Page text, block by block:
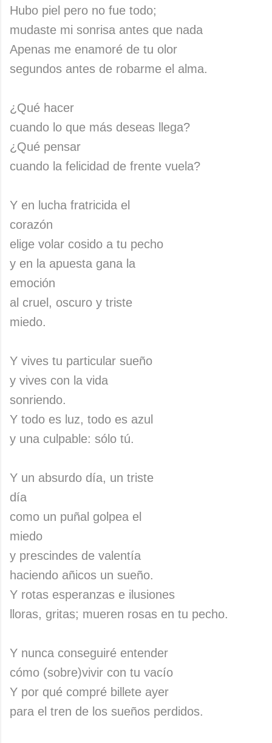
Hubo piel pero no fue todo;
mudaste mi sonrisa antes que nada
Apenas me enamoré de tu olor
segundos antes de robarme el alma.
¿Qué hacer
cuando lo que más deseas llega?
¿Qué pensar
cuando la felicidad de frente vuela?
Y en lucha fratricida el
corazón
elige volar cosido a tu pecho
y en la apuesta gana la
emoción
al cruel, oscuro y triste
miedo.
Y vives tu particular sueño
y vives con la vida
sonriendo.
Y todo es luz, todo es azul
y una culpable: sólo tú.
Y un absurdo día, un triste
día
como un puñal golpea el
miedo
y prescindes de valentía
haciendo añicos un sueño.
Y rotas esperanzas e ilusiones
lloras, gritas; mueren rosas en tu pecho.
Y nunca conseguiré entender
cómo (sobre)vivir con tu vacío
Y por qué compré billete ayer
para el tren de los sueños perdidos.